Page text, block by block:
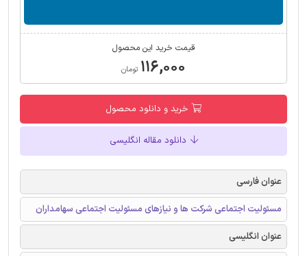
قیمت خرید این محصول
۱۱۶,۰۰۰ تومان
خرید و دانلود محصول
دانلود مقاله انگلیسی
عنوان فارسی
مسئولیت اجتماعی شرکت ها و نیازهای مسئولیت اجتماعی سهامداران
عنوان انگلیسی